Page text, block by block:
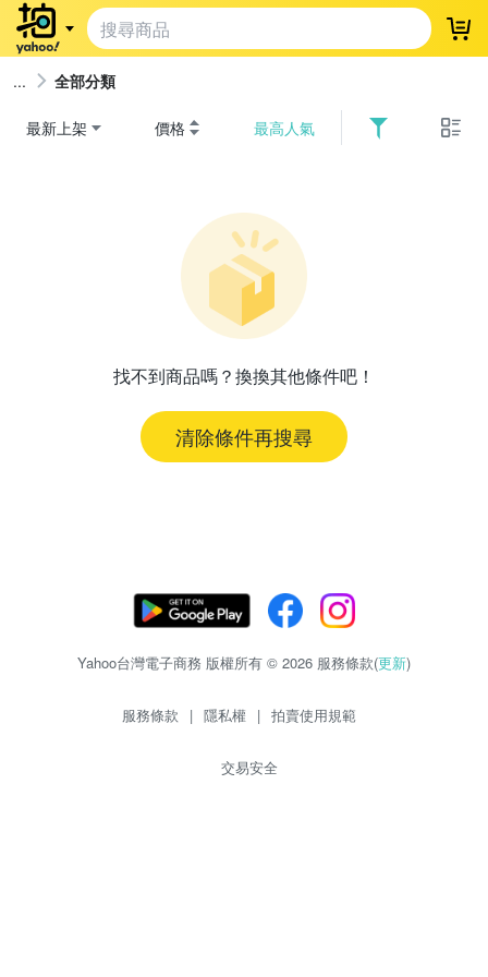
登
全部分類
最新上架 價格 最高人氣
找不到商品嗎？換換其他條件吧！
清除條件再搜尋
Yahoo台灣電子商務 版權所有 © 2026 服務條款(更新)
服務條款 | 隱私權 | 拍賣使用規範
交易安全